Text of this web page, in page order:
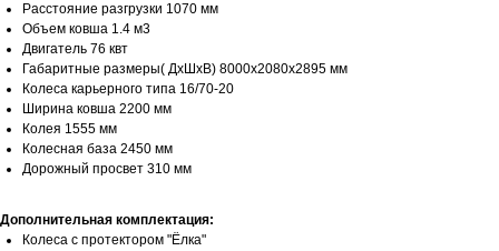
Расстояние разгрузки 1070 мм
Объем ковша 1.4 м3
Двигатель 76 квт
Габаритные размеры( ДхШхВ) 8000х2080х2895 мм
Колеса карьерного типа 16/70-20
Ширина ковша 2200 мм
Колея 1555 мм
Колесная база 2450 мм
Дорожный просвет 310 мм
Дополнительная комплектация:
Колеса с протектором "Ёлка"